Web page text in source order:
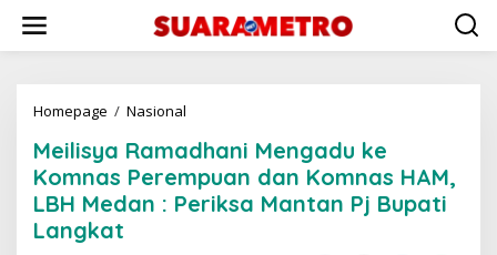
konten
Homepage / Nasional
Mengadu
ke
Komnas
Perempuan
Meilisya Ramadhani Mengadu ke
Komnas Perempuan dan Komnas HAM,
LBH Medan : Periksa Mantan Pj Bupati
Langkat